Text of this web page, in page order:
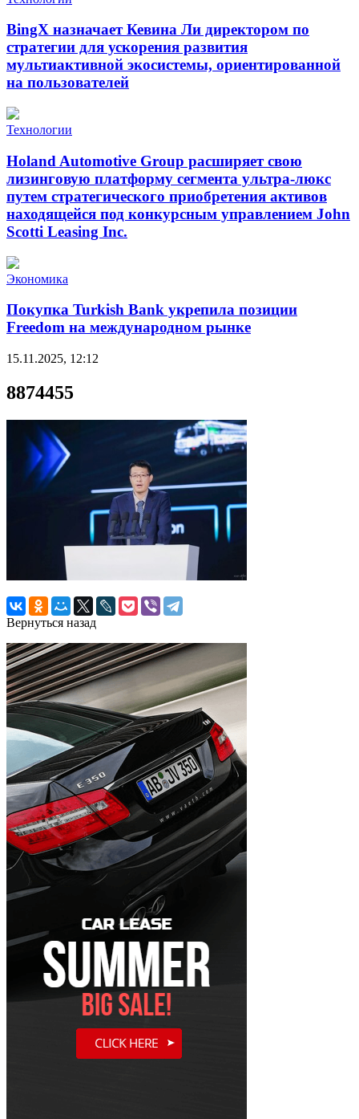
BingX назначает Кевина Ли директором по
стратегии для ускорения развития
мультиактивной экосистемы, ориентированной
на пользователей
Технологии
Holand Automotive Group расширяет свою
лизинговую платформу сегмента ультра-люкс
путем стратегического приобретения активов
находящейся под конкурсным управлением John
Scotti Leasing Inc.
Экономика
Покупка Turkish Bank укрепила позиции
Freedom на международном рынке
15.11.2025, 12:12
8874455
Вернуться назад